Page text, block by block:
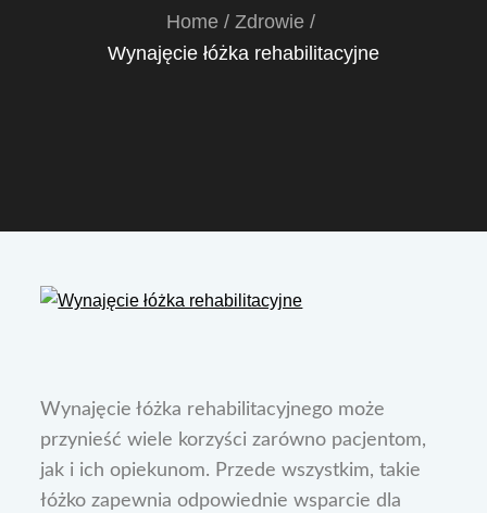
Home
Zdrowie
Wynajęcie łóżka rehabilitacyjne
Wynajęcie łóżka rehabilitacyjnego może
przynieść wiele korzyści zarówno pacjentom,
jak i ich opiekunom. Przede wszystkim, takie
łóżko zapewnia odpowiednie wsparcie dla